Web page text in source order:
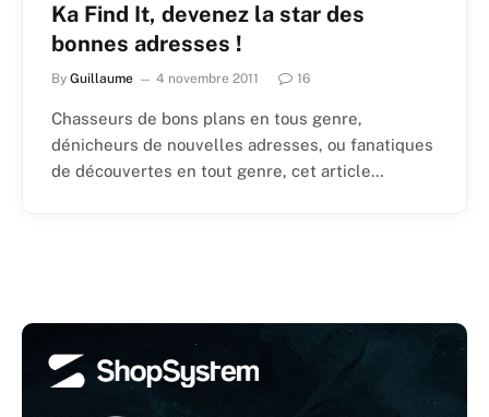
Ka Find It, devenez la star des
bonnes adresses !
By Guillaume 4 novembre 2011 16
Chasseurs de bons plans en tous genre,
dénicheurs de nouvelles adresses, ou fanatiques
de découvertes en tout genre, cet article…